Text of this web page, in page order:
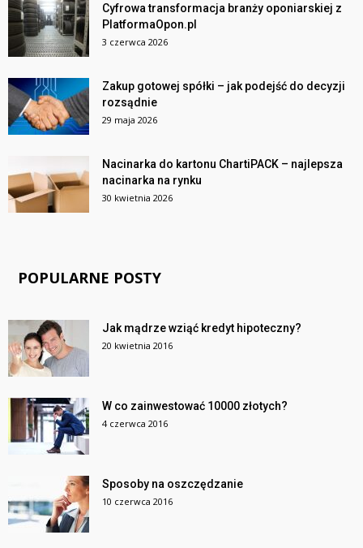
Cyfrowa transformacja branży oponiarskiej z
PlatformaOpon.pl
3 czerwca 2026
Zakup gotowej spółki – jak podejść do decyzji
rozsądnie
29 maja 2026
Nacinarka do kartonu ChartiPACK – najlepsza
nacinarka na rynku
30 kwietnia 2026
POPULARNE POSTY
Jak mądrze wziąć kredyt hipoteczny?
20 kwietnia 2016
W co zainwestować 10000 złotych?
4 czerwca 2016
Sposoby na oszczędzanie
10 czerwca 2016